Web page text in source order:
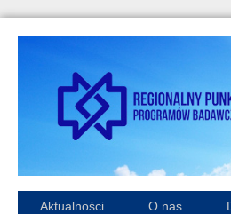
Aktualności O nas